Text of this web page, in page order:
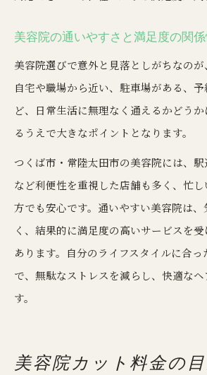
美容院の通いやすさと満足度の関
美容院選びで意外と見落としがちなのが
自宅や職場から近い、駐車場がある、
ど、日常生活に無理なく通えるかどう
るうえで大きなポイントとなります。
つくば市・常陸太田市の美容院には、
など利便性を重視した店舗も多く、忙
方でも安心です。通いやすい美容院は
く、結果的に満足度の高いサービスを
あります。自分のライフスタイルに合っ
で、無駄なストレスを減らし、快適な
す。
美容院カット料金の